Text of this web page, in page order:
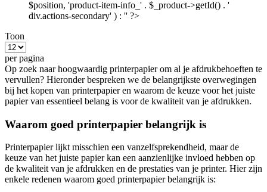
$position, 'product-item-info_' . $_product->getId() . '
div.actions-secondary' ) : '' ?>
Toon
per pagina
Op zoek naar hoogwaardig printerpapier om al je afdrukbehoeften te
vervullen? Hieronder bespreken we de belangrijkste overwegingen
bij het kopen van printerpapier en waarom de keuze voor het juiste
papier van essentieel belang is voor de kwaliteit van je afdrukken.
Waarom goed printerpapier belangrijk is
Printerpapier lijkt misschien een vanzelfsprekendheid, maar de
keuze van het juiste papier kan een aanzienlijke invloed hebben op
de kwaliteit van je afdrukken en de prestaties van je printer. Hier zijn
enkele redenen waarom goed printerpapier belangrijk is: